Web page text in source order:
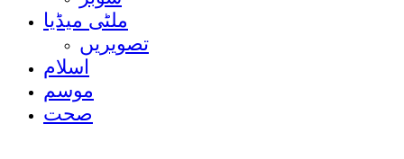
ملٹی میڈیا
تصویریں
اسلام
موسم
صحت